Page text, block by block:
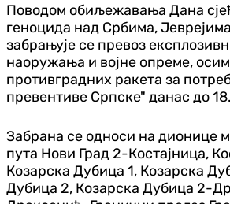
Поводом обиљежавања Дана
геноцида над Србима,
забрањује се превоз
наоружања и војне опреме,
противградних ракета за
превентиве Српске" данас до
Забрана се односи на дионице
пута Нови Град 2-Костајница,
Козарска Дубица 1, Козарска
Дубица 2, Козарска Дубица 2-